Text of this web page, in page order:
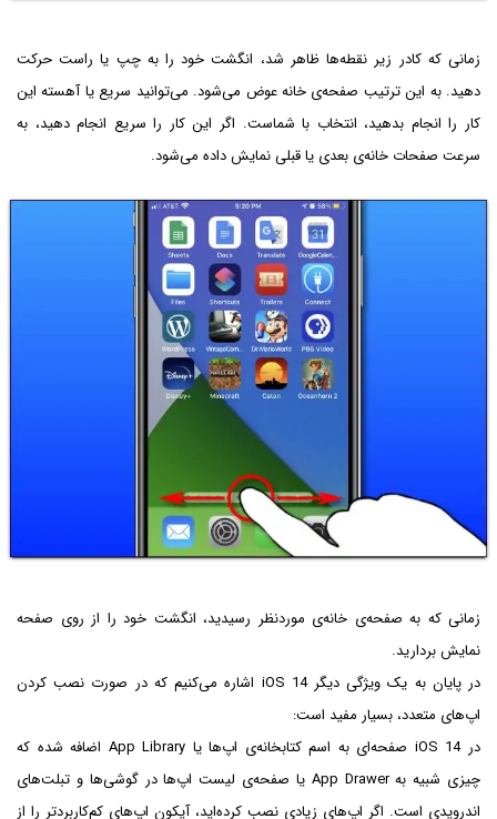
زمانی که کادر زیر نقطه‌ها ظاهر شد، انگشت خود را به چپ یا راست حرکت
دهید. به این ترتیب صفحه‌ی خانه عوض می‌شود. می‌توانید سریع یا آهسته این
کار را انجام بدهید، انتخاب با شماست. اگر این کار را سریع انجام دهید، به
سرعت صفحات خانه‌ی بعدی یا قبلی نمایش داده می‌شود.
زمانی که به صفحه‌ی خانه‌ی موردنظر رسیدید، انگشت خود را از روی صفحه
نمایش بردارید.
در پایان به یک ویژگی دیگر iOS 14 اشاره می‌کنیم که در صورت نصب کردن
اپ‌های متعدد، بسیار مفید است:
در iOS 14 صفحه‌ای به اسم کتابخانه‌ی اپ‌ها یا App Library اضافه شده که
چیزی شبیه به App Drawer یا صفحه‌ی لیست اپ‌ها در گوشی‌ها و تبلت‌های
اندرویدی است. اگر اپ‌های زیادی نصب کرده‌اید، آیکون اپ‌های کم‌کاربردتر را از